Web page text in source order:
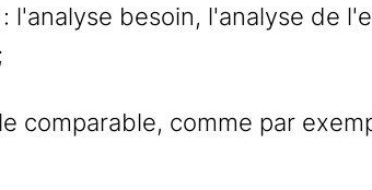
l'analyse besoin, l'analyse de
comparable, comme par